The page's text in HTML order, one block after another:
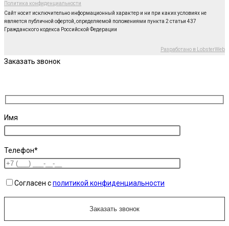
Политика конфиденциальности
Сайт носит исключительно информационный характер и ни при каких условиях не
является публичной офертой, определяемой положениями пункта 2 статьи 437
Гражданского кодекса Российской Федерации
Разработано в LobsterWeb
Заказать звонок
Имя
Телефон*
Согласен сполитикой конфиденциальности